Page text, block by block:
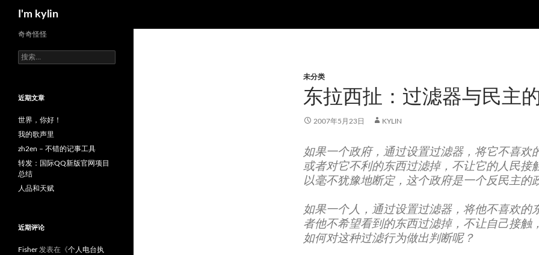
I'm kylin
未分类
东拉西扯：过滤器与民主
2007年5月23日 KYLIN
如果一个政府，通过设置过滤器，将它不喜欢
或者对它不利的东西过滤掉，不让它的人民接
以毫不犹豫地断定，这个政府是一个反民主的
如果一个人，通过设置过滤器，将他不喜欢的
者他不希望看到的东西过滤掉，不让自己接触
如何对这种过滤行为做出判断呢？
奇奇怪怪
搜
索：
近期文章
世界，你好！
我的歌声里
zh2en – 不错的记事工具
转发：国际QQ新版官网项目
总结
人品和天赋
近期评论
Fisher发表在《个人电台执